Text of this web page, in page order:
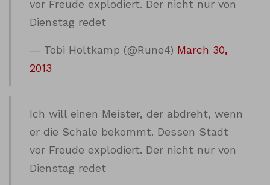
vor Freude explodiert. Der nicht nur von
Dienstag redet
— Tobi Holtkamp (@Rune4) March 30,
2013
Ich will einen Meister, der abdreht, wenn
er die Schale bekommt. Dessen Stadt
vor Freude explodiert. Der nicht nur von
Dienstag redet